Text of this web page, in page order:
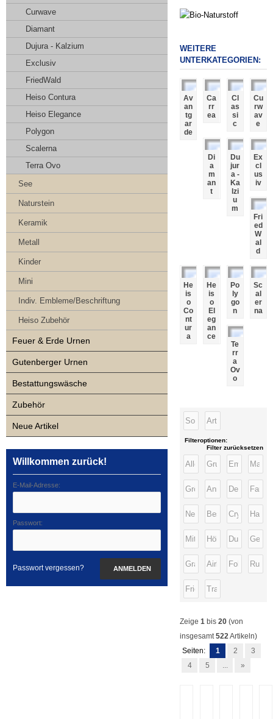
WEITERE
UNTERKATEGORIEN:
Av
an
tg
ar
de
Ca
rr
ea
Cl
as
si
c
Cu
rw
av
e
Di
a
m
an
t
Du
jur
a -
Ka
lzi
u
m
Ex
cl
us
iv
Fri
ed
W
al
d
He
is
o
Co
nt
ur
a
He
is
o
El
eg
an
ce
Po
ly
go
n
Sc
al
er
na
Te
rr
a
Ov
o
Filteroptionen:
Filter zurücksetzen
Zeige 1 bis 20 (von
insgesamt522Artikeln)
Seiten:
1 2
3
4
5 ... »
Curwave
Diamant
Dujura - Kalzium
Exclusiv
FriedWald
Heiso Contura
Heiso Elegance
Polygon
Scalerna
Terra Ovo
See
Naturstein
Keramik
Metall
Kinder
Mini
Indiv. Embleme/Beschriftung
Heiso Zubehör
Feuer & Erde Urnen
Gutenberger Urnen
Bestattungswäsche
Zubehör
Neue Artikel
Willkommen zurück!
E-Mail-Adresse:
Passwort:
Passwort vergessen? ANMELDEN